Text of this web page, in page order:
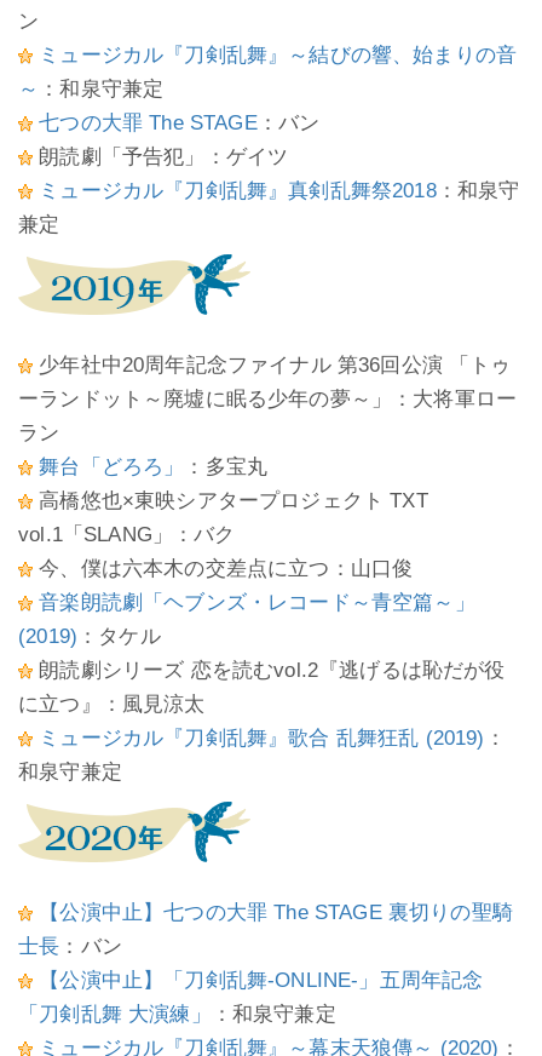
ン
ミュージカル『刀剣乱舞』～結びの響、始まりの音
～ ：和泉守兼定
七つの大罪 The STAGE：バン
朗読劇「予告犯」：ゲイツ
ミュージカル『刀剣乱舞』真剣乱舞祭2018：和泉守
兼定
少年社中20周年記念ファイナル 第36回公演 「トゥ
ーランドット～廃墟に眠る少年の夢～」：大将軍ロー
ラン
舞台「どろろ」
：多宝丸
高橋悠也×東映シアタープロジェクト TXT
vol.1「SLANG」：バク
今、僕は六本木の交差点に立つ：山口俊
音楽朗読劇「ヘブンズ・レコード～青空篇～」
(2019) ：タケル
朗読劇シリーズ 恋を読むvol.2『逃げるは恥だが役
に立つ』：風見涼太
ミュージカル『刀剣乱舞』歌合 乱舞狂乱 (2019) ：
和泉守兼定
【公演中止】七つの大罪 The STAGE 裏切りの聖騎
士長 ：バン
【公演中止】「刀剣乱舞-ONLINE-」五周年記念
「刀剣乱舞 大演練」
：和泉守兼定
ミュージカル『刀剣乱舞』～幕末天狼傳～ (2020) ：